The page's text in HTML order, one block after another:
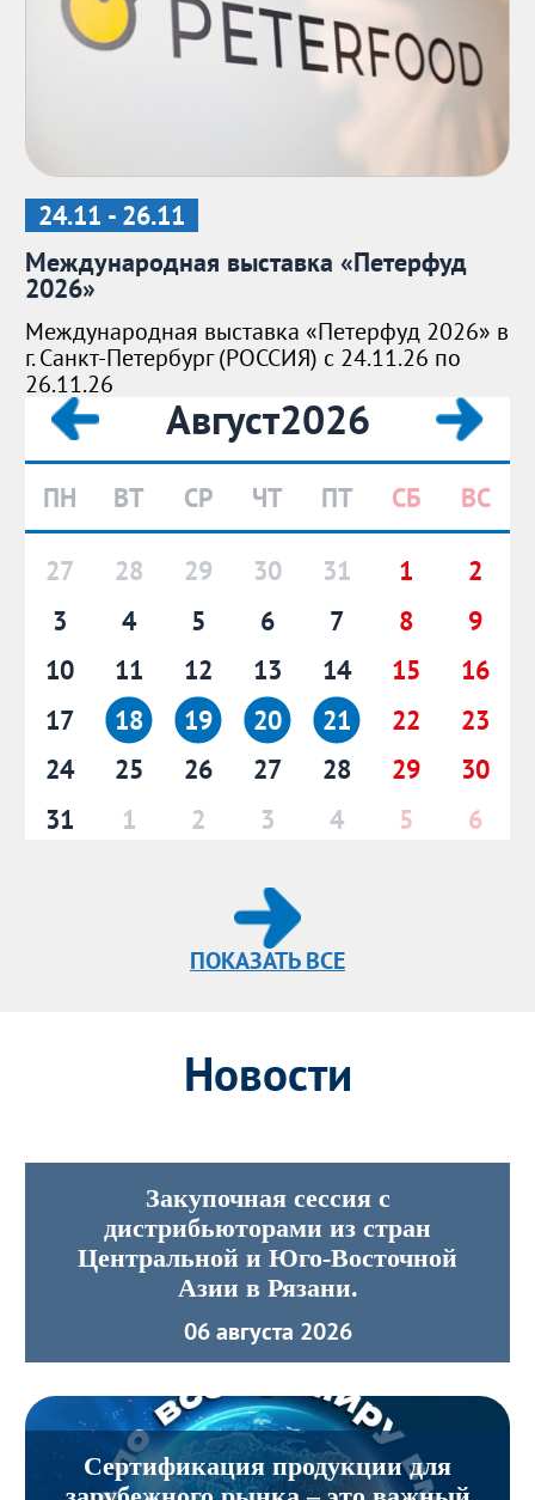
24.11 - 26.11
Международная выставка «Петерфуд
2026»
Международная выставка «Петерфуд 2026» в
г. Санкт-Петербург (РОССИЯ) с 24.11.26 по
26.11.26
Август2026
ПН ВТ СР ЧТ ПТ СБ ВС
27 28 29 30 31 1
2
3
4 5 6 7 8
9
10
11 12 13 14 15
16
17
18 19 20 21 22
23
24
25 26 27 28 29
30
31
1 2 3 4 5 6
ПОКАЗАТЬ ВСЕ
Новости
Закупочная сессия с
дистрибьюторами из стран
Центральной и Юго-Восточной
Азии в Рязани.
06 августа 2026
Сертификация продукции для